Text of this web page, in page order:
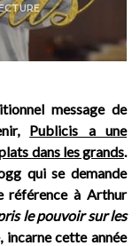
message de
Publicis a une
dans les grands.
qui se demande
référence à Arthur
le pouvoir sur les
incarne cette année